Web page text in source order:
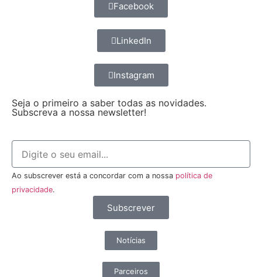
Facebook
LinkedIn
Instagram
Seja o primeiro a saber todas as novidades.
Subscreva a nossa newsletter!
Ao subscrever está a concordar com a nossa política de
privacidade.
Subscrever
Notícias
Parceiros